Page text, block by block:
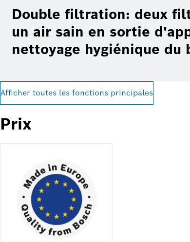
Double filtration: deux
un air sain en sortie
nettoyage hygiénique du
Afficher toutes les fonctions principales
Prix